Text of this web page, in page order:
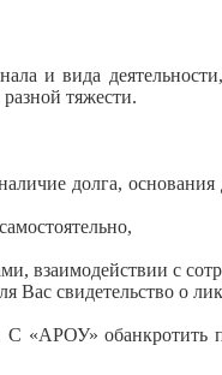
и вида
тяжести.
долга,
взаимодействии с
свидетельство о
«АРОУ»